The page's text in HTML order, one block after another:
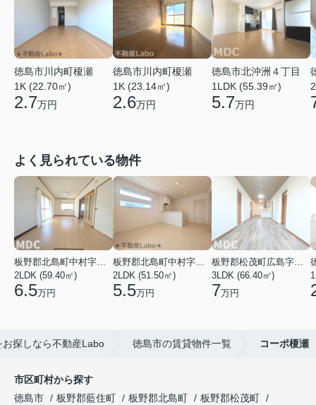
徳島市川内町榎瀬
1K (22.70㎡)
2.7万円
徳島市川内町榎瀬
1K (23.14㎡)
2.6万円
徳島市北沖洲４丁目
1LDK (55.39㎡)
5.7万円
よく見られている物件
板野郡北島町中村字本須
2LDK (59.40㎡)
6.5万円
板野郡北島町中村字東堤ノ内
2LDK (51.50㎡)
5.5万円
板野郡松茂町広島字南ハリ
3LDK (66.40㎡)
7万円
探しなら不動産Labo 徳島市の賃貸物件一覧 コーポ榎瀬
市区町村から探す
徳島市
板野郡藍住町 板野郡北島町
板野郡松茂町